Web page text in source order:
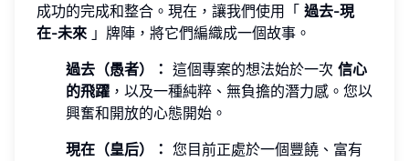
成功的完成和整合。現在，讓我們使用「 過去-現
在-未來 」牌陣，將它們編織成一個故事。
過去（愚者）： 這個專案的想法始於一次 信心
的飛躍 ，以及一種純粹、無負擔的潛力感。您以
興奮和開放的心態開始。
現在（皇后）： 您目前正處於一個豐饒、富有